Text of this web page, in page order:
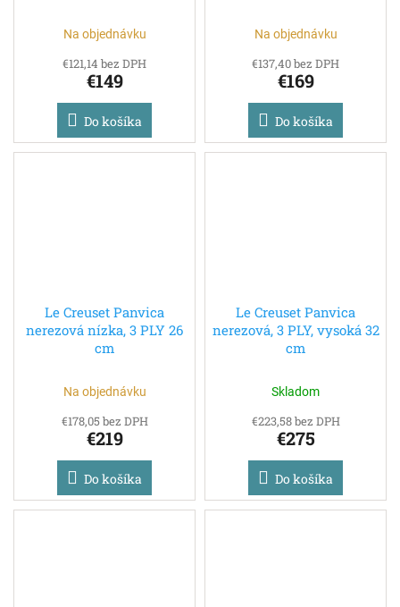
Na objednávku
€121,14 bez DPH
€149
Do košíka
Na objednávku
€137,40 bez DPH
€169
Do košíka
Le Creuset Panvica
nerezová nízka, 3 PLY 26
cm
Na objednávku
€178,05 bez DPH
€219
Do košíka
Le Creuset Panvica
nerezová, 3 PLY, vysoká 32
cm
Skladom
€223,58 bez DPH
€275
Do košíka